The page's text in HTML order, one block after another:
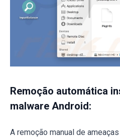
Remoção automática
malware Android:
A remoção manual de